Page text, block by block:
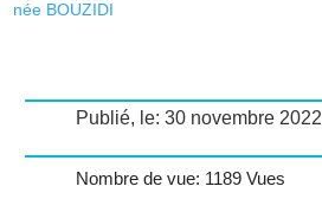
née BOUZIDI
Publié, le: 30 novembre 2022
Nombre de vue: 1189 Vues